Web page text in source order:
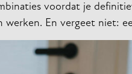
voordat je
werken. En vergeet niet: